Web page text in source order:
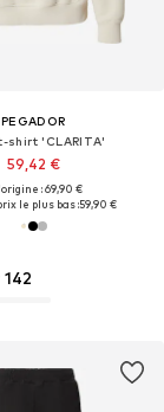
PEGADOR
shirt 'CLARITA'
59,42 €
: 69,90 €
le plus bas :59,90 €